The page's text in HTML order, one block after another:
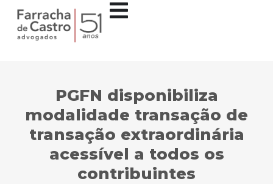
PGFN disponibiliza
modalidade transação de
transação extraordinária
acessível a todos os
contribuintes